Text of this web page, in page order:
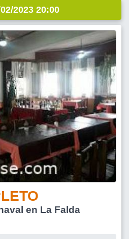
2023 20:00